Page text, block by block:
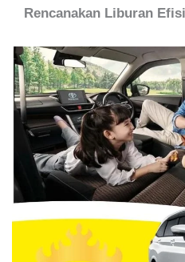
Rencanakan Liburan